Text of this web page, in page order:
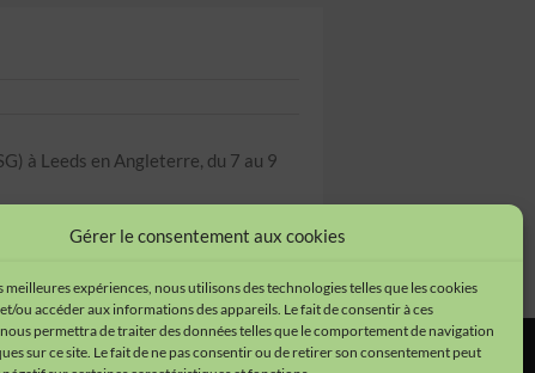
Gérer le consentement aux cookies
expériences, nous utilisons des technologies telles que les cookies
ou accéder aux informations des appareils. Le fait de consentir à ces
permettra de traiter des données telles que le comportement de navigation
sur ce site. Le fait de ne pas consentir ou de retirer son consentement peut
à Leeds en Angleterre, du 7 au 9
légales • Cookies • Données personnelles